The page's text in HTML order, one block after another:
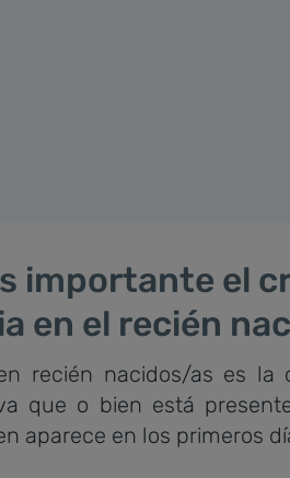
importante el
en el recién
recién nacidos/as es la
que o bien está
aparece en los primeros